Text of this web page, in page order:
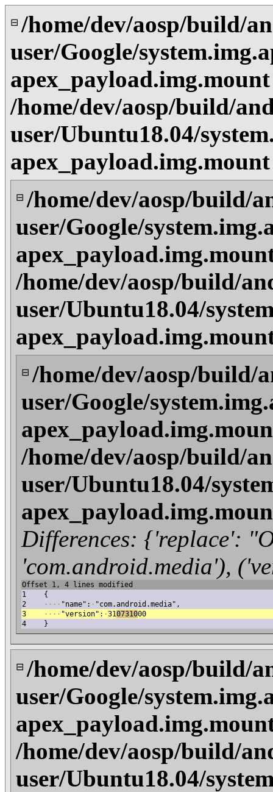
⊟ /home/dev/aosp/build/
user/Google/
apex_payload.img.mount
/home/dev/aosp/build/
user/Ubuntu18.04/
apex_payload.img.mount
⊟ /home/dev/aosp/build/
user/Google/
/home/dev/aosp/build/
user/Ubuntu18.04/
⊟ /home/dev/aosp/build/
user/Google/
/home/dev/aosp/build/
user/Ubuntu18.04/
Differences: {'replace':
'com.android.media'),
Offset 1, 4 lines modified
1
{
2
· · · · "name": · "com.android.media",
3
· · · · "version": ·310731000
4
}
⊟ /home/dev/aosp/build/
user/Google/
/home/dev/aosp/build/
user/Ubuntu18.04/